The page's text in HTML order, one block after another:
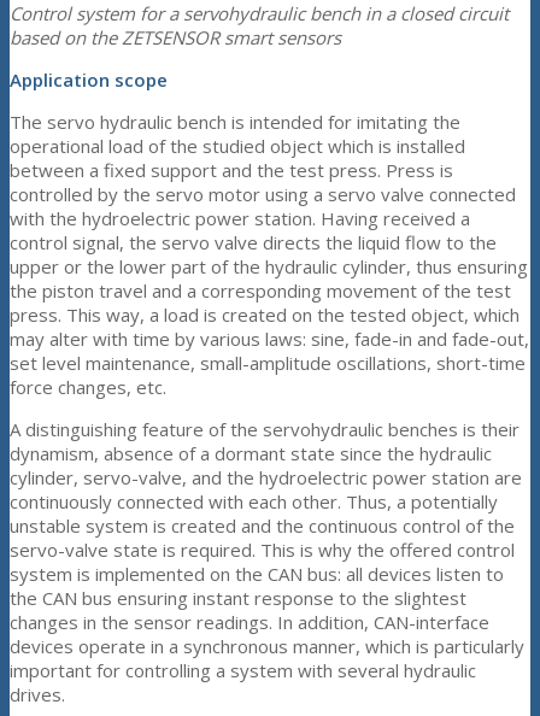
Control system for a servohydraulic bench in a closed circuit
based on the ZETSENSOR smart sensors
Application scope
The servo hydraulic bench is intended for imitating the
operational load of the studied object which is installed
between a fixed support and the test press. Press is
controlled by the servo motor using a servo valve connected
with the hydroelectric power station. Having received a
control signal, the servo valve directs the liquid flow to the
upper or the lower part of the hydraulic cylinder, thus ensuring
the piston travel and a corresponding movement of the test
press. This way, a load is created on the tested object, which
may alter with time by various laws: sine, fade-in and fade-out,
set level maintenance, small-amplitude oscillations, short-time
force changes, etc.
A distinguishing feature of the servohydraulic benches is their
dynamism, absence of a dormant state since the hydraulic
cylinder, servo-valve, and the hydroelectric power station are
continuously connected with each other. Thus, a potentially
unstable system is created and the continuous control of the
servo-valve state is required. This is why the offered control
system is implemented on the CAN bus: all devices listen to
the CAN bus ensuring instant response to the slightest
changes in the sensor readings. In addition, CAN-interface
devices operate in a synchronous manner, which is particularly
important for controlling a system with several hydraulic
drives.